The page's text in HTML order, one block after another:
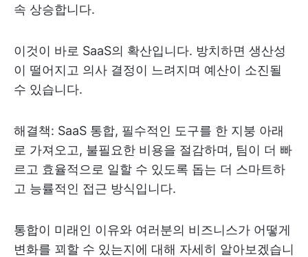
속 상승합니다.
이것이 바로 SaaS의 확산입니다. 방치하면 생산성
이 떨어지고 의사 결정이 느려지며 예산이 소진될
수 있습니다.
해결책: SaaS 통합, 필수적인 도구를 한 지붕 아래
로 가져오고, 불필요한 비용을 절감하며, 팀이 더 빠
르고 효율적으로 일할 수 있도록 돕는 더 스마트하
고 능률적인 접근 방식입니다.
통합이 미래인 이유와 여러분의 비즈니스가 어떻게
변화를 꾀할 수 있는지에 대해 자세히 알아보겠습니